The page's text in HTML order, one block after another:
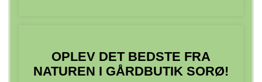
OPLEV DET BEDSTE FRA
NATUREN I GÅRDBUTIK SORØ!